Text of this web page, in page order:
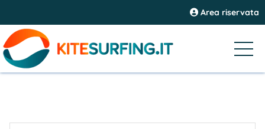
Area riservata